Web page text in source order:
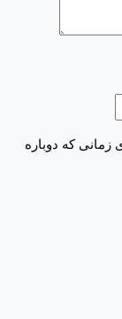
زمانی که دوباره